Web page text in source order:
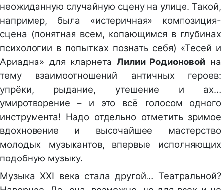
неожиданную случайную сцену на улице. Такой,
например, была «истеричная» композиция-
сцена (понятная всем, копающимся в глубинах
психологии в попытках познать себя) «Тесей и
Ариадна» для кларнета Лилии Родионовой на
тему взаимоотношений античных героев:
упрёки, рыдание, утешение и ах…
умиротворение – и это всё голосом одного
инструмента! Надо отдельно отметить зримое
вдохновение и высочайшее мастерство
молодых музыкантов, впервые исполняющих
подобную музыку.
Музыка ХХI века стала другой… Театральной?